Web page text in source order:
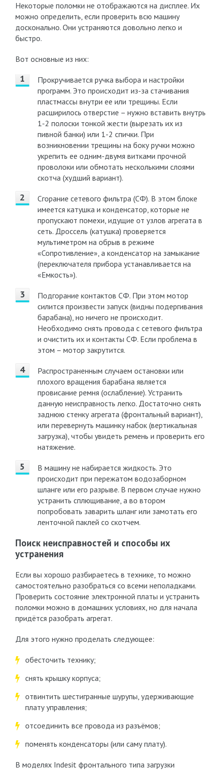
Некоторые поломки не отображаются на дисплее. Их
можно определить, если проверить всю машину
досконально. Они устраняются довольно легко и
быстро.
Вот основные из них:
Прокручивается ручка выбора и настройки
программ. Это происходит из-за стачивания
пластмассы внутри ее или трещины. Если
расширилось отверстие – нужно вставить внутрь
1-2 полоски тонкой жести (вырезать их из
пивной банки) или 1-2 спички. При
возникновении трещины на боку ручки можно
укрепить ее одним-двумя витками прочной
проволоки или обмотать несколькими слоями
скотча (худший вариант).
Сгорание сетевого фильтра (СФ). В этом блоке
имеется катушка и конденсатор, которые не
пропускают помехи, идущие от узлов агрегата в
сеть. Дроссель (катушка) проверяется
мультиметром на обрыв в режиме
«Сопротивление», а конденсатор на замыкание
(переключателя прибора устанавливается на
«Емкость»).
Подгорание контактов СФ. При этом мотор
силится произвести запуск (видны подергивания
барабана), но ничего не происходит.
Необходимо снять провода с сетевого фильтра
и очистить их и контакты СФ. Если проблема в
этом – мотор закрутится.
Распространенным случаем остановки или
плохого вращения барабана является
провисание ремня (ослабление). Устранить
данную неисправность легко. Достаточно снять
заднюю стенку агрегата (фронтальный вариант),
или перевернуть машинку набок (вертикальная
загрузка), чтобы увидеть ремень и проверить его
натяжение.
В машину не набирается жидкость. Это
происходит при пережатом водозаборном
шланге или его разрыве. В первом случае нужно
устранить сплющивание, а во втором
попробовать заварить шланг или замотать его
ленточной паклей со скотчем.
Поиск неисправностей и способы их
устранения
Если вы хорошо разбираетесь в технике, то можно
самостоятельно разобраться со всеми неполадками.
Проверить состояние электронной платы и устранить
поломки можно в домашних условиях, но для начала
придётся разобрать агрегат.
Для этого нужно проделать следующее:
обесточить технику;
снять крышку корпуса;
отвинтить шестигранные шурупы, удерживающие
плату управления;
отсоединить все провода из разъёмов;
поменять конденсаторы (или саму плату).
В моделях Indesit фронтального типа загрузки